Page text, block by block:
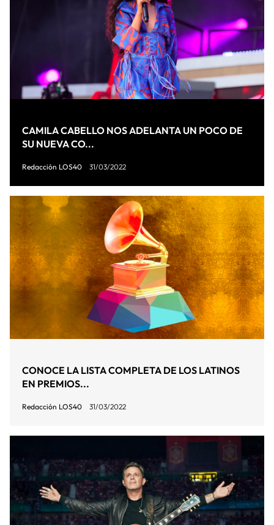
CAMILA CABELLO NOS ADELANTA UN POCO DE
SU NUEVA CO...
Redacción LOS40 31/03/2022
CONOCE LA LISTA COMPLETA DE LOS LATINOS
EN PREMIOS...
Redacción LOS40 31/03/2022